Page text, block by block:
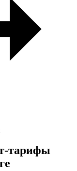
тарифы